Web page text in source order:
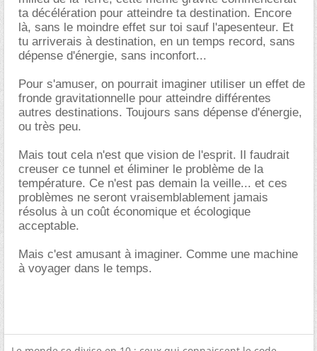
ta décélération pour atteindre ta destination. Encore
là, sans le moindre effet sur toi sauf l'apesenteur. Et
tu arriverais à destination, en un temps record, sans
dépense d'énergie, sans inconfort...
Pour s'amuser, on pourrait imaginer utiliser un effet de
fronde gravitationnelle pour atteindre différentes
autres destinations. Toujours sans dépense d'énergie,
ou très peu.
Mais tout cela n'est que vision de l'esprit. Il faudrait
creuser ce tunnel et éliminer le problème de la
température. Ce n'est pas demain la veille... et ces
problèmes ne seront vraisemblablement jamais
résolus à un coût économique et écologique
acceptable.
Mais c'est amusant à imaginer. Comme une machine
à voyager dans le temps.